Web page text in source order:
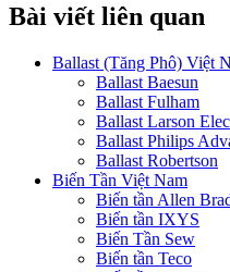
Bài viết liên quan
Ballast (Tăng Phô) Việt
Ballast Baesun
Ballast Fulham
Ballast Larson
Ballast Philips
Ballast Robertson
Biến Tần Việt Nam
Biến tần Allen
Biến tần IXYS
Biến Tần Sew
Biến tần Teco